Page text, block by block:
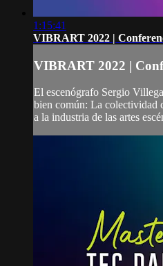
1:15:41
VIBRART 2022 |
VIBRART 2022 |
El escenógrafo Sergio
bien común: La colectividad
a la industria de las artes